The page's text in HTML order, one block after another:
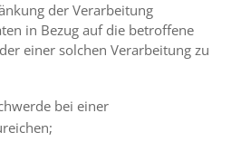
der Verarbeitung
in Bezug auf die betroffene
einer solchen Verarbeitung zu
bei einer